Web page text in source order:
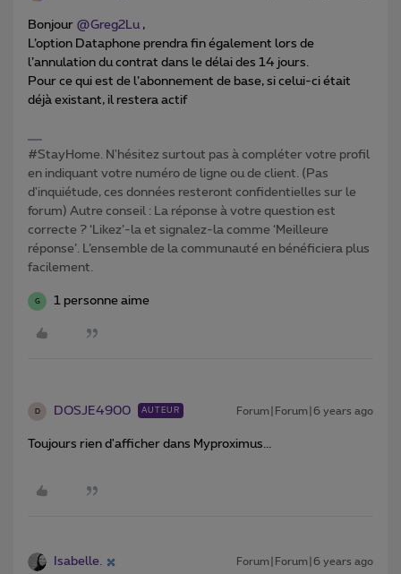
Bonjour @Greg2Lu,
L’option Dataphone prendra fin également lors de
l’annulation du contrat dans le délai des 14 jours.
Pour ce qui est de l’abonnement de base, si celui-ci était
déjà existant, il restera actif
#StayHome. N'hésitez surtout pas à compléter votre profil
en indiquant votre numéro de ligne ou de client. (Pas
d'inquiétude, ces données resteront confidentielles sur le
forum) Autre conseil : La réponse à votre question est
correcte ? ‘Likez’-la et signalez-la comme ‘Meilleure
réponse’. L’ensemble de la communauté en bénéficiera plus
facilement.
G 1 personne aime
D DOSJE4900 AUTEUR Forum|Forum|6 years ago
Toujours rien d'afficher dans Myproximus...
Isabelle. Forum|Forum|6 years ago